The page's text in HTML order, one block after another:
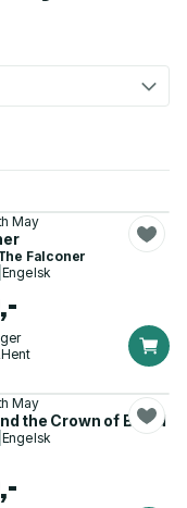
May
Falconer
Engelsk
May
the Crown of Blood
Engelsk